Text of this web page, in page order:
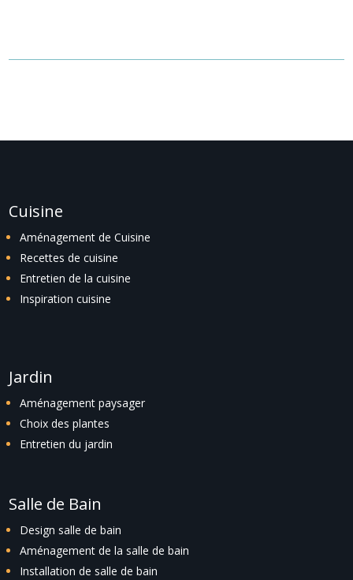
Cuisine
Aménagement de Cuisine
Recettes de cuisine
Entretien de la cuisine
Inspiration cuisine
Jardin
Aménagement paysager
Choix des plantes
Entretien du jardin
Salle de Bain
Design salle de bain
Aménagement de la salle de bain
Installation de salle de bain